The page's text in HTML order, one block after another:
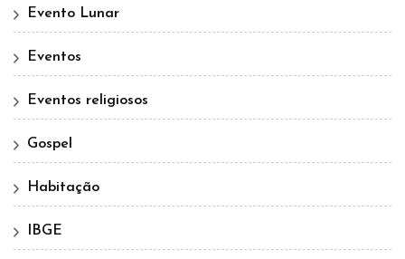
Evento Lunar
Eventos
Eventos religiosos
Gospel
Habitação
IBGE